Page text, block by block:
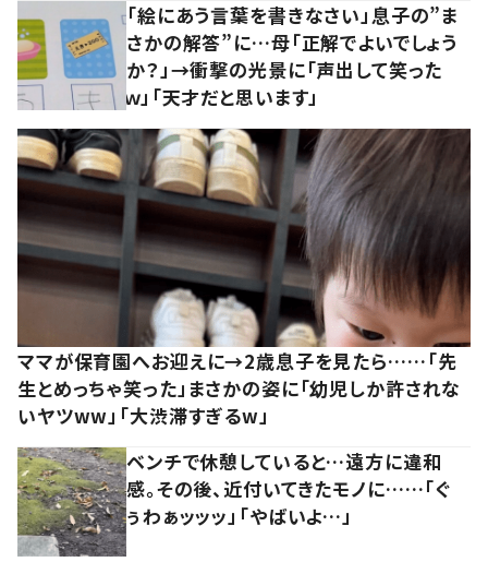
「絵にあう言葉を書きなさい」息子の”ま
さかの解答”に…母「正解でよいでしょう
か？」→衝撃の光景に「声出して笑った
ｗ」「天才だと思います」
ママが保育園へお迎えに→2歳息子を見たら……「先
生とめっちゃ笑った」まさかの姿に「幼児しか許されな
いヤツww」「大渋滞すぎるw」
ベンチで休憩していると…遠方に違和
感。その後、近付いてきたモノに……「ぐ
ぅわぁッッッ」「やばいよ…」